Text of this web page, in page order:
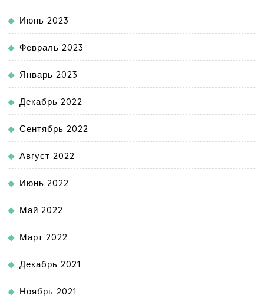
Июнь 2023
Февраль 2023
Январь 2023
Декабрь 2022
Сентябрь 2022
Август 2022
Июнь 2022
Май 2022
Март 2022
Декабрь 2021
Ноябрь 2021